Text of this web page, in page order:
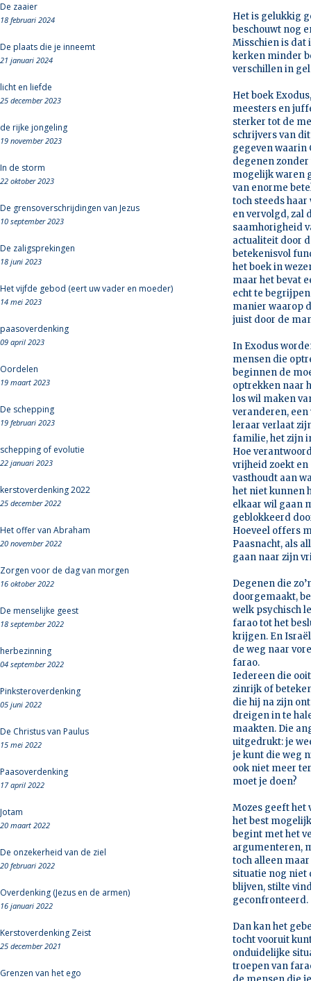
De zaaier
18 februari 2024
De plaats die je inneemt
21 januari 2024
licht en liefde
25 december 2023
de rijke jongeling
19 november 2023
In de storm
22 oktober 2023
De grensoverschrijdingen van Jezus
10 september 2023
De zaligsprekingen
18 juni 2023
Het vijfde gebod (eert uw vader en moeder)
14 mei 2023
paasoverdenking
09 april 2023
Oordelen
19 maart 2023
De schepping
19 februari 2023
schepping of evolutie
22 januari 2023
kerstoverdenking 2022
25 december 2022
Het offer van Abraham
20 november 2022
Zorgen voor de dag van morgen
16 oktober 2022
De menselijke geest
18 september 2022
herbezinning
04 september 2022
Pinksteroverdenking
05 juni 2022
De Christus van Paulus
15 mei 2022
Paasoverdenking
17 april 2022
Jotam
20 maart 2022
De onzekerheid van de ziel
20 februari 2022
Overdenking (Jezus en de armen)
16 januari 2022
Kerstoverdenking Zeist
25 december 2021
Grenzen van het ego
Het is gelukkig
beschouwt nog
Misschien is dat
kerken minder
verschillen in
Het boek
meesters en
sterker tot de
schrijvers van
gegeven waarin
degenen
mogelijk waren
van enorme
toch steeds
en vervolgd, zal
saamhorigheid
actualiteit door
betekenisvol
het boek in
maar het bevat
echt te
manier waarop
juist door de
In Exodus
mensen die
beginnen de
optrekken naar
los wil maken
veranderen, een
leraar verlaat
familie, het zijn
Hoe
vrijheid zoekt
vasthoudt aan
het niet kunnen
elkaar wil gaan
geblokkeerd
Hoeveel offers
Paasnacht, als
gaan naar zijn
Degenen die
doorgemaakt,
welk psychisch
farao tot het
krijgen. En
de weg naar
farao.
Iedereen die
zinrijk of
die hij na zijn
dreigen in te
maakten. Die
uitgedrukt: je
je kunt die weg
ook niet meer
moet je doen?
Mozes geeft het
het best
begint met het
argumenteren,
toch alleen
situatie nog niet
blijven, stilte
geconfronteerd.
Dan kan het
tocht vooruit
onduidelijke
troepen van